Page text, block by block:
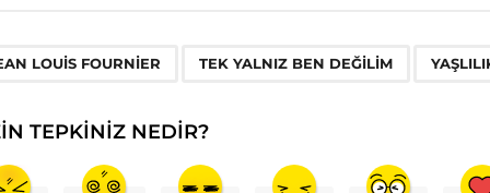
LOUIS FOURNIER TEK YALNIZ BEN DEĞILIM
TEPKINIZ NEDIR?